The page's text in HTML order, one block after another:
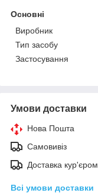
Основні
Виробник
Тип засобу
Застосування
Умови доставки
Нова Пошта
Самовивіз
Доставка кур'єром
Всі умови доставки